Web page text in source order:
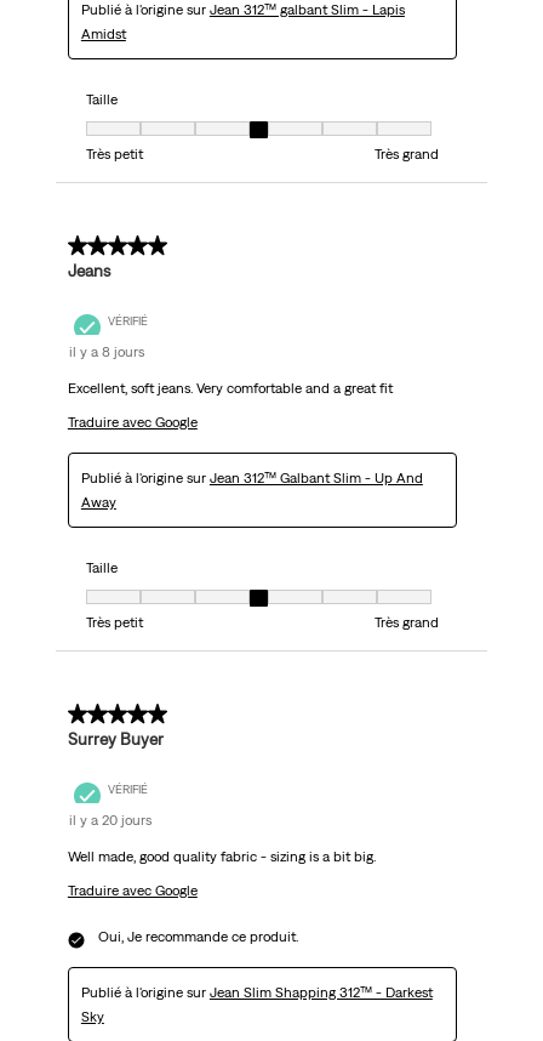
Publié à l'origine sur Jean 312™ galbant Slim - Lapis
Amidst
Taille
Taille, 4 sur 7, où 1 est égal à Très petit et 7 est égal à Très grand
Très petit
Très grand
5 sur 5 étoiles.
Jeans
VÉRIFIÉ
il y a 8 jours
Excellent, soft jeans. Very comfortable and a great fit
Traduire avec Google
Publié à l'origine sur Jean 312™ Galbant Slim - Up And
Away
Taille
Taille, 4 sur 7, où 1 est égal à Très petit et 7 est égal à Très grand
Très petit
Très grand
5 sur 5 étoiles.
Surrey Buyer
VÉRIFIÉ
il y a 20 jours
Well made, good quality fabric - sizing is a bit big.
Traduire avec Google
Oui, Je recommande ce produit.
Publié à l'origine sur Jean Slim Shapping 312™ - Darkest
Sky